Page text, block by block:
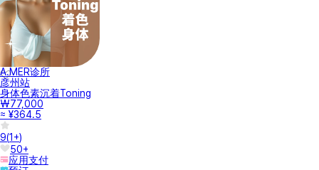
A.MER诊所
彦州站
身体色素沉着Toning
₩77,000
≈ ¥364.5
9(1+)
50+
应用支付